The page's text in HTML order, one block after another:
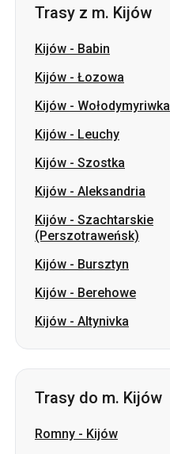
Trasy z m. Kijów
Kijów - Babin
Kijów - Łozowa
Kijów - Wołodymyriwka
Kijów - Leuchy
Kijów - Szostka
Kijów - Aleksandria
Kijów - Szachtarskie
(Perszotraweńsk)
Kijów - Bursztyn
Kijów - Berehowe
Kijów - Altynivka
Trasy do m. Kijów
Romny - Kijów